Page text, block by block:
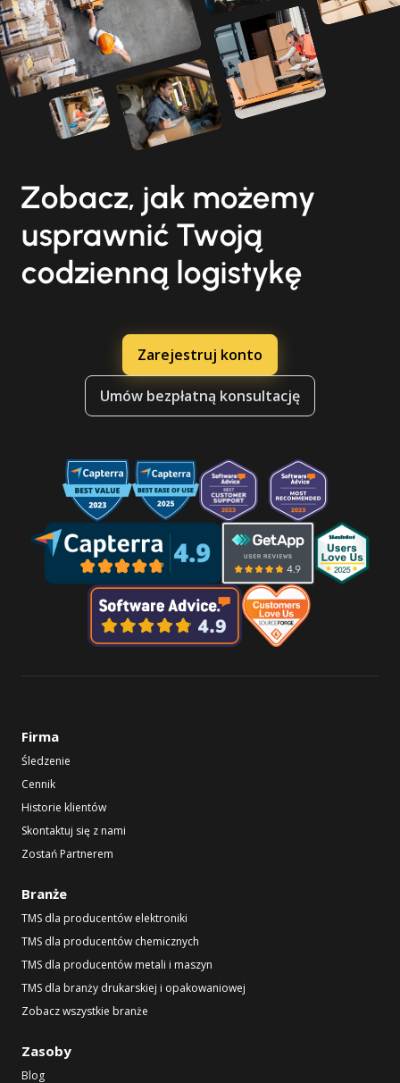
Zobacz, jak możemy
usprawnić Twoją
codzienną logistykę
Zarejestruj konto
Umów bezpłatną konsultację
Firma
Śledzenie
Cennik
Historie klientów
Skontaktuj się z nami
Zostań Partnerem
Branże
TMS dla producentów elektroniki
TMS dla producentów chemicznych
TMS dla producentów metali i maszyn
TMS dla branży drukarskiej i opakowaniowej
Zobacz wszystkie branże
Zasoby
Blog